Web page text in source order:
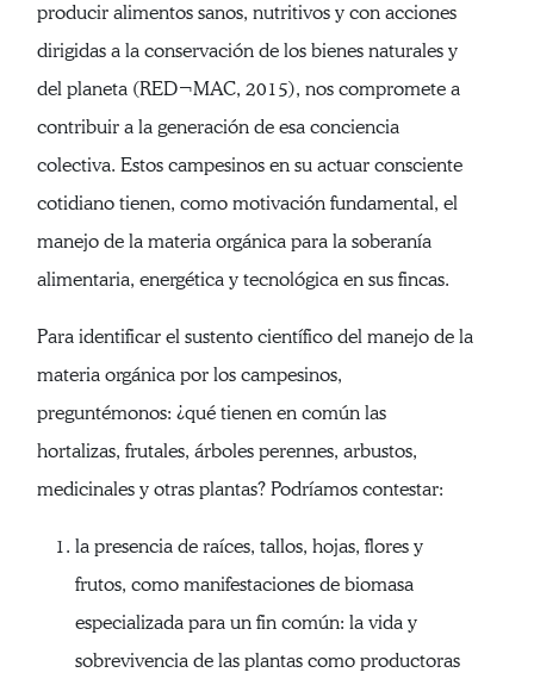
producir alimentos sanos, nutritivos y con acciones
dirigidas a la conservación de los bienes naturales y
del planeta (RED¬MAC, 2015), nos compromete a
contribuir a la generación de esa conciencia
colectiva. Estos campesinos en su actuar consciente
cotidiano tienen, como motivación fundamental, el
manejo de la materia orgánica para la soberanía
alimentaria, energética y tecnológica en sus fincas.
Para identificar el sustento científico del manejo de la
materia orgánica por los campesinos,
preguntémonos: ¿qué tienen en común las
hortalizas, frutales, árboles perennes, arbustos,
medicinales y otras plantas? Podríamos contestar:
la presencia de raíces, tallos, hojas, flores y
frutos, como manifestaciones de biomasa
especializada para un fin común: la vida y
sobrevivencia de las plantas como productoras